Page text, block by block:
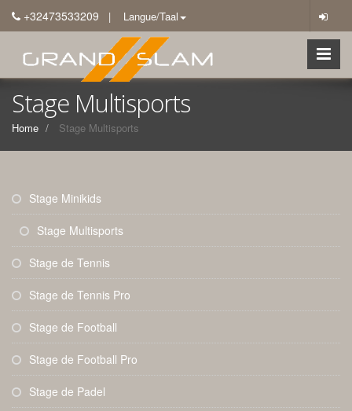
+32473533209 | Langue/Taal
Stage Multisports
Home Stage Multisports
Stage Minikids
Stage Multisports
Stage de Tennis
Stage de Tennis Pro
Stage de Football
Stage de Football Pro
Stage de Padel